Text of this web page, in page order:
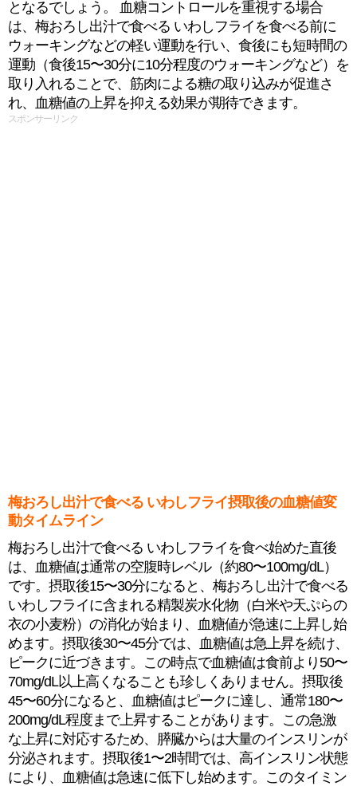
となるでしょう。 血糖コントロールを重視する場合
は、梅おろし出汁で食べる いわしフライを食べる前に
ウォーキングなどの軽い運動を行い、食後にも短時間の
運動（食後15〜30分に10分程度のウォーキングなど）を
取り入れることで、筋肉による糖の取り込みが促進さ
れ、血糖値の上昇を抑える効果が期待できます。
スポンサーリンク
梅おろし出汁で食べる いわしフライ摂取後の血糖値変
動タイムライン
梅おろし出汁で食べる いわしフライを食べ始めた直後
は、血糖値は通常の空腹時レベル（約80〜100mg/dL）
です。摂取後15〜30分になると、梅おろし出汁で食べる
いわしフライに含まれる精製炭水化物（白米や天ぷらの
衣の小麦粉）の消化が始まり、血糖値が急速に上昇し始
めます。摂取後30〜45分では、血糖値は急上昇を続け、
ピークに近づきます。この時点で血糖値は食前より50〜
70mg/dL以上高くなることも珍しくありません。摂取後
45〜60分になると、血糖値はピークに達し、通常180〜
200mg/dL程度まで上昇することがあります。この急激
な上昇に対応するため、膵臓からは大量のインスリンが
分泌されます。摂取後1〜2時間では、高インスリン状態
により、血糖値は急速に低下し始めます。このタイミン